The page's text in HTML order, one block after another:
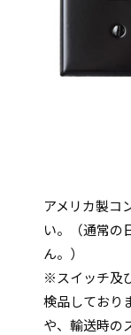
アメリカ製コ
い。（通常の
ん。）
※スイッチ及
検品しており
や、輸送時の